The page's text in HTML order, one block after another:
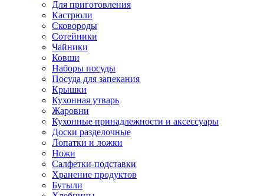
Для приготовления
Кастрюли
Сковороды
Сотейники
Чайники
Ковши
Наборы посуды
Посуда для запекания
Крышки
Кухонная утварь
Жаровни
Кухонные принадлежности и аксессуары
Доски разделочные
Лопатки и ложки
Ножи
Салфетки-подставки
Хранение продуктов
Бутыли